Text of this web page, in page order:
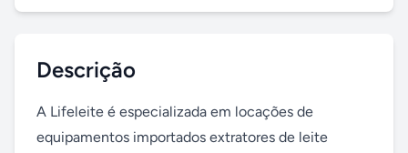
Descrição
A Lifeleite é especializada em locações de
equipamentos importados extratores de leite